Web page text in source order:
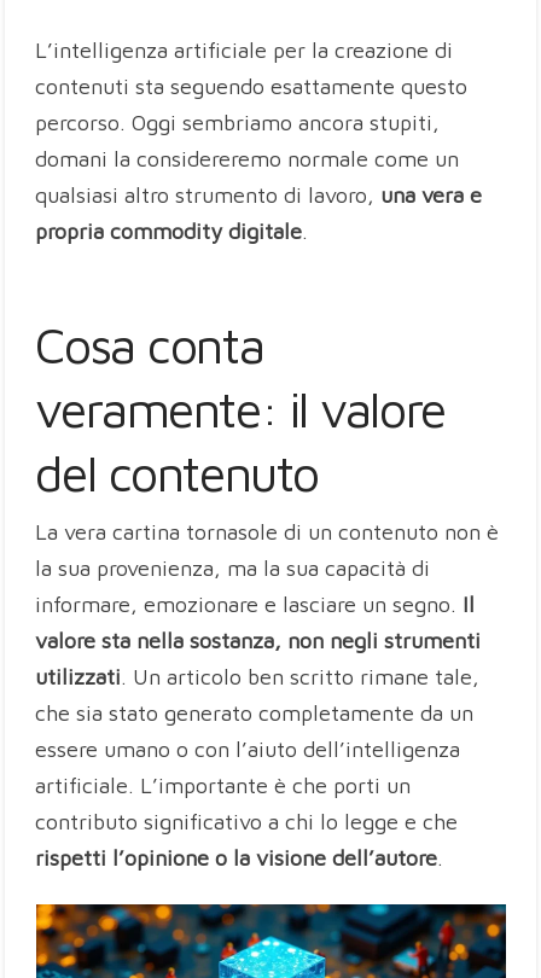
L’intelligenza artificiale per la creazione di
contenuti sta seguendo esattamente questo
percorso. Oggi sembriamo ancora stupiti,
domani la considereremo normale come un
qualsiasi altro strumento di lavoro, una vera e
propria commodity digitale.
Cosa conta
veramente: il valore
del contenuto
La vera cartina tornasole di un contenuto non è
la sua provenienza, ma la sua capacità di
informare, emozionare e lasciare un segno. Il
valore sta nella sostanza, non negli strumenti
utilizzati. Un articolo ben scritto rimane tale,
che sia stato generato completamente da un
essere umano o con l’aiuto dell’intelligenza
artificiale. L’importante è che porti un
contributo significativo a chi lo legge e che
rispetti l’opinione o la visione dell’autore.